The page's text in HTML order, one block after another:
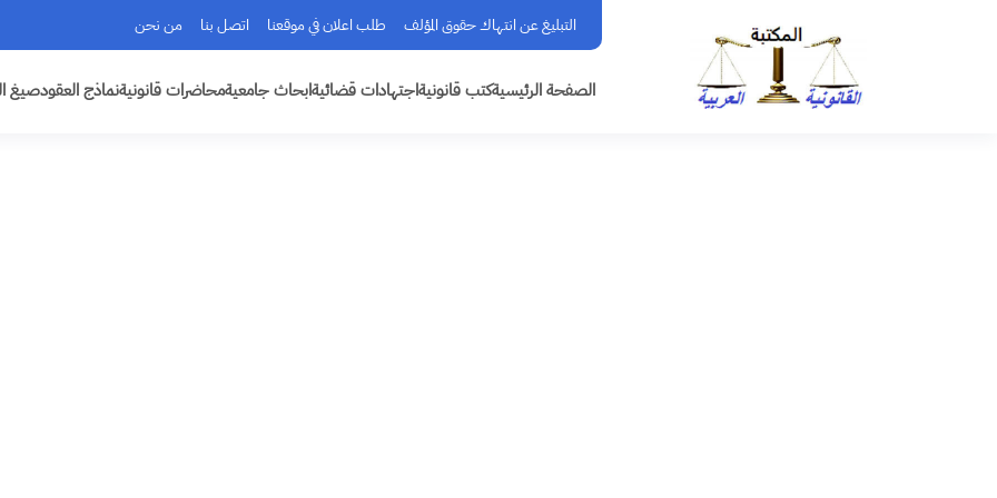
التبليغ عن انتهاك حقوق المؤلف طلب اعلان في موقعنا اتصل بنا من نحن
الصفحة الرئيسيةكتب قانونيةاجتهادات قضائيةابحاث جامعيةمحاضرات قانونيةنماذج العقودصيغ